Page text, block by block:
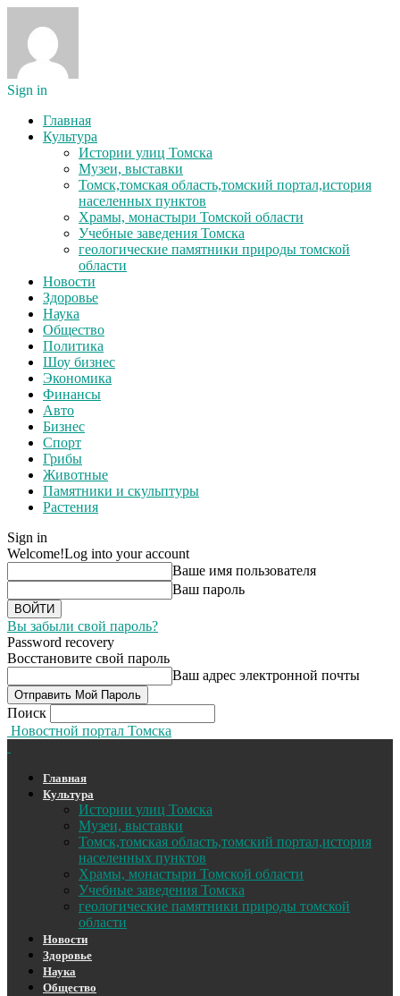
Sign in
Главная
Культура
Истории улиц Томска
Музеи, выставки
Томск,томская область,томский портал,история
населенных пунктов
Храмы, монастыри Томской области
Учебные заведения Томска
геологические памятники природы томской
области
Новости
Здоровье
Наука
Общество
Политика
Шоу бизнес
Экономика
Финансы
Авто
Бизнес
Спорт
Грибы
Животные
Памятники и скульптуры
Растения
Sign in
Welcome!Log into your account
Ваше имя пользователя
Ваш пароль
Вы забыли свой пароль?
Password recovery
Восстановите свой пароль
Ваш адрес электронной почты
Поиск
Новостной портал Томска
Главная
Культура
Истории улиц Томска
Музеи, выставки
Томск,томская область,томский портал,история
населенных пунктов
Храмы, монастыри Томской области
Учебные заведения Томска
геологические памятники природы томской
области
Новости
Здоровье
Наука
Общество